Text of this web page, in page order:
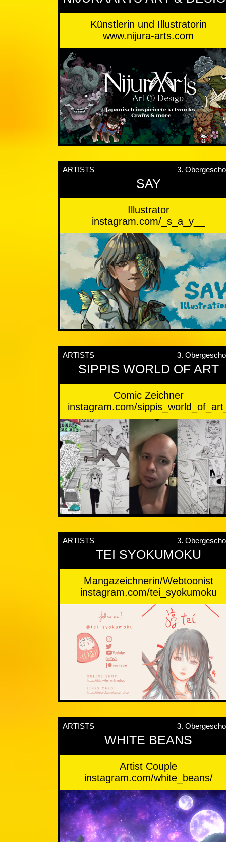
Künstlerin und Illustratorin
www.nijura-arts.com
ARTISTS 3.
SAY
Illustrator
instagram.com/_s_a_y__
ARTISTS 3.
SIPPIS WORLD OF ART
Comic Zeichner
instagram.com/
ARTISTS 3.
TEI SYOKUMOKU
Mangazeichnerin/Webtoonist
instagram.com/tei_syokumoku
ARTISTS 3.
WHITE BEANS
Artist Couple
instagram.com/white_beans/